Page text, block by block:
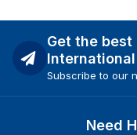
Get the best
International
Subscribe to our
Need